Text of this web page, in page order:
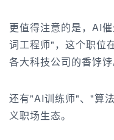
更值得注意的是，AI
词工程师"，这个职位
各大科技公司的香饽饽
还有"AI训练师"、"算
义职场生态。